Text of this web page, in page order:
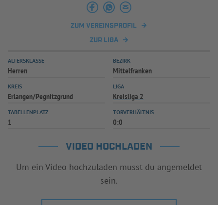
INFOTHEK SPIELPLUS
ZUM VEREINSPROFIL
ZUR LIGA
ALTERSKLASSE
Herren
BEZIRK
Mittelfranken
KREIS
Erlangen/Pegnitzgrund
LIGA
Kreisliga 2
TABELLENPLATZ
1
TORVERHÄLTNIS
0:0
VIDEO HOCHLADEN
Um ein Video hochzuladen musst du angemeldet
sein.